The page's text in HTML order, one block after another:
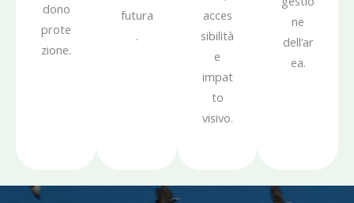
dono
prote
zione.
futura
.
acces
sibilità
e
impat
to
visivo.
ne
dell’ar
ea.